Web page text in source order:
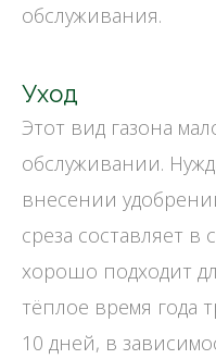
обслуживания.
Уход
Этот вид газона
обслуживании.
внесении
среза составляет в
хорошо подходит
тёплое время года
10 дней, в